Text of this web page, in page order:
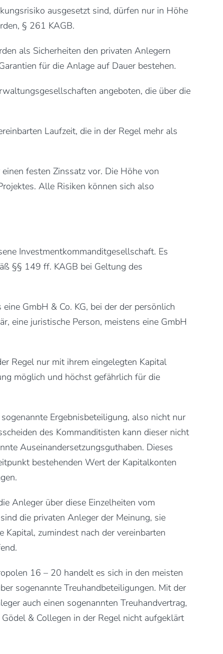
ausgesetzt sind, dürfen nur in Höhe
§ 261 KAGB.
als Sicherheiten den privaten Anlegern
für die Anlage auf Dauer bestehen.
angeboten, die über die
Laufzeit, die in der Regel mehr als
festen Zinssatz vor. Die Höhe von
Alle Risiken können sich also
Investmentkommanditgesellschaft. Es
§§ 149 ff. KAGB bei Geltung des
GmbH & Co. KG, bei der der persönlich
eine juristische Person, meistens eine GmbH
Regel nur mit ihrem eingelegten Kapital
möglich und höchst gefährlich für die
Ergebnisbeteiligung, also nicht nur
des Kommanditisten kann dieser nicht
Auseinandersetzungsguthaben. Dieses
bestehenden Wert der Kapitalkonten
Anleger über diese Einzelheiten vom
die privaten Anleger der Meinung, sie
zumindest nach der vereinbarten
16 – 20 handelt es sich in den meisten
sogenannte Treuhandbeteiligungen. Mit der
auch einen sogenannten Treuhandvertrag,
& Collegen in der Regel nicht aufgeklärt